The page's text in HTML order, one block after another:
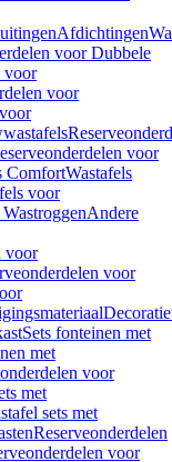
Afdichtingen
voor Dubbele
voor
voor
voor
ComfortWastafels
voor
Andere
voor
voor
Sets fonteinen met
met
voor
met
sets met
Reserveonderdelen
voor